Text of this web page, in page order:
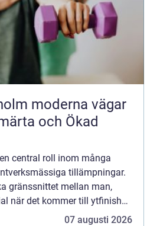
vägar
och Ökad
central roll inom många
tillämpningar.
gränssnittet mellan man,
när det kommer till ytfinish
artike...
07 augusti 2026